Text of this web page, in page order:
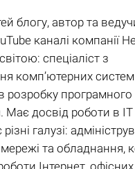
блогу, автор та
каналі компанії
спеціаліст з
комп’ютерних систем
розробку програмного
Має досвід роботи в IT
галузі:
та обладнання,